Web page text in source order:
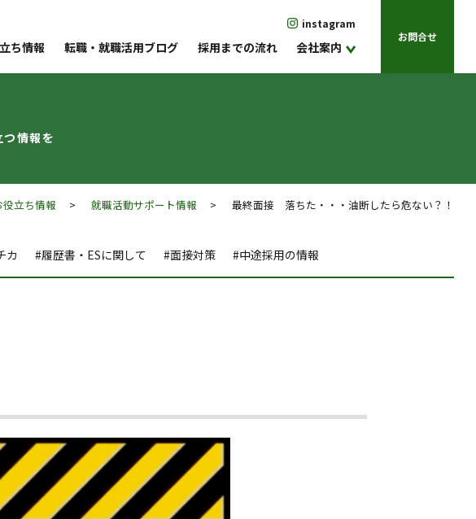
instagram
ち情報 転職・就職活用ブログ 採用までの流れ 会社案内
お問合せ
つ情報を
役立ち情報 >就職活動サポート情報 > 最終面接 落ちた・・・油断したら危ない？！
カ #履歴書・ESに関して #面接対策 #中途採用の情報